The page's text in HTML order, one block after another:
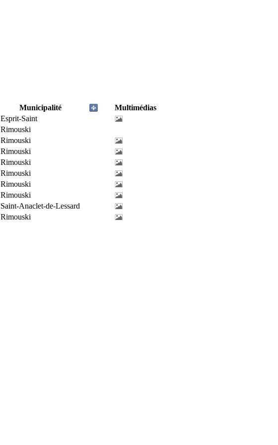
Municipalité
Multimédias
Esprit-Saint
Rimouski
Rimouski
Rimouski
Rimouski
Rimouski
Rimouski
Rimouski
Saint-Anaclet-de-Lessard
Rimouski